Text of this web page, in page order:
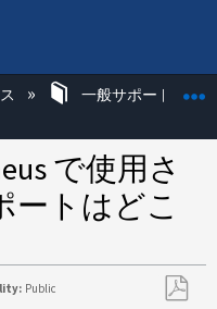
/折りたたむ
一般サポート
で使用さ
ートはどこ
Public